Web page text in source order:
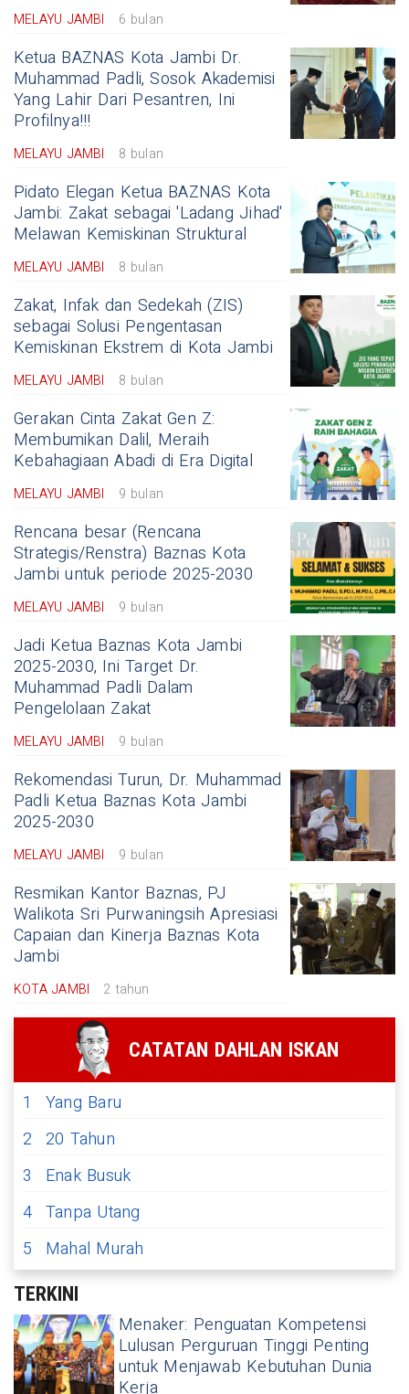
MELAYU JAMBI 6 bulan
Ketua BAZNAS Kota Jambi Dr.
Muhammad Padli, Sosok Akademisi
Yang Lahir Dari Pesantren, Ini
Profilnya!!!
MELAYU JAMBI 8 bulan
Pidato Elegan Ketua BAZNAS Kota
Jambi: Zakat sebagai 'Ladang Jihad'
Melawan Kemiskinan Struktural
MELAYU JAMBI 8 bulan
Zakat, Infak dan Sedekah (ZIS)
sebagai Solusi Pengentasan
Kemiskinan Ekstrem di Kota Jambi
MELAYU JAMBI 8 bulan
Gerakan Cinta Zakat Gen Z:
Membumikan Dalil, Meraih
Kebahagiaan Abadi di Era Digital
MELAYU JAMBI 9 bulan
Rencana besar (Rencana
Strategis/Renstra) Baznas Kota
Jambi untuk periode 2025-2030
MELAYU JAMBI 9 bulan
Jadi Ketua Baznas Kota Jambi
2025-2030, Ini Target Dr.
Muhammad Padli Dalam
Pengelolaan Zakat
MELAYU JAMBI 9 bulan
Rekomendasi Turun, Dr. Muhammad
Padli Ketua Baznas Kota Jambi
2025-2030
MELAYU JAMBI 9 bulan
Resmikan Kantor Baznas, PJ
Walikota Sri Purwaningsih Apresiasi
Capaian dan Kinerja Baznas Kota
Jambi
KOTA JAMBI 2 tahun
CATATAN DAHLAN ISKAN
1
Yang Baru
2 20 Tahun
3
Enak Busuk
4 Tanpa Utang
5
Mahal Murah
TERKINI
Menaker: Penguatan Kompetensi
Lulusan Perguruan Tinggi Penting
untuk Menjawab Kebutuhan Dunia
Kerja